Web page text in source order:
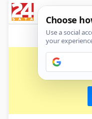
News